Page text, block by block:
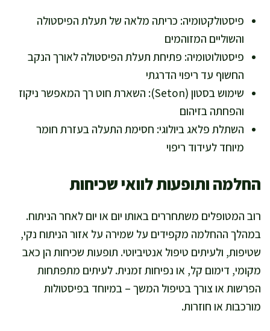
פיסטולקטומיה: כריתה מלאה של תעלת הפיסטולה
והשוליים המזוהמים
פיסטולוטומיה: פתיחת תעלת הפיסטולה לאורך הנקב
החשוף עד ריפוי הדרגתי
שימוש בסטון (Seton): השארת חוט רך המאפשר ניקוז
והפחתה בזיהום
השתלת פלאג ביולוגי: חסימת התעלה בעזרת חומר
מיוחד לעידוד ריפוי
החלמה ותופעות לוואי שכיחות
רוב המטופלים משתחררים באותו יום או יום לאחר הניתוח.
במהלך ההחלמה מקפידים על שמירה על אזור הניתוח נקי,
שטיפות, ולעיתים טיפול אנטיביוטי. תופעות שכיחות הן כאב
מקומי, דימום קל, או נפיחות זמנית. לעיתים מתפתחות
הפרשות או צורך בטיפול המשך – במיוחד בפיסטולות
מורכבות או חוזרות.